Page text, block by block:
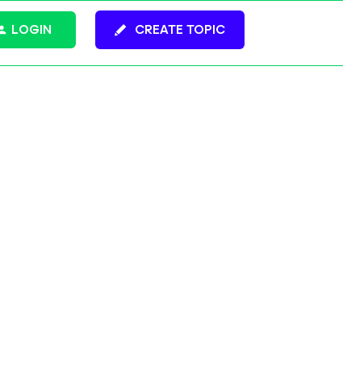
CREATE TOPIC
LOGIN